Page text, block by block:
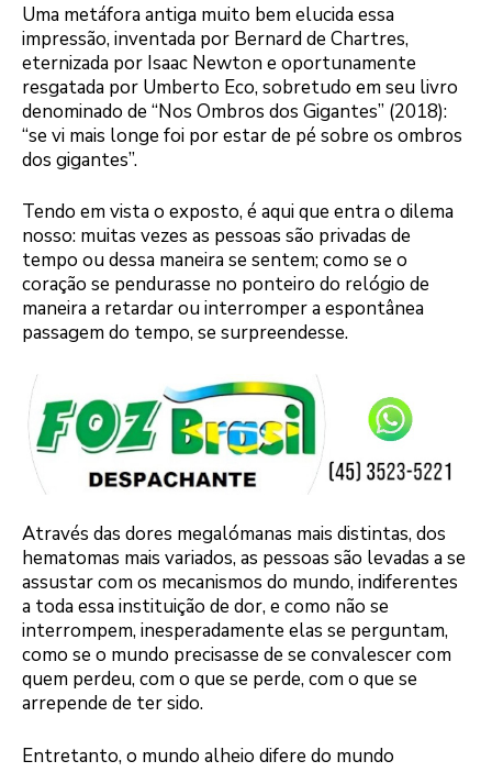
Uma metáfora antiga muito bem elucida essa
impressão, inventada por Bernard de Chartres,
eternizada por Isaac Newton e oportunamente
resgatada por Umberto Eco, sobretudo em seu livro
denominado de “Nos Ombros dos Gigantes” (2018):
“se vi mais longe foi por estar de pé sobre os ombros
dos gigantes”.
Tendo em vista o exposto, é aqui que entra o dilema
nosso: muitas vezes as pessoas são privadas de
tempo ou dessa maneira se sentem; como se o
coração se pendurasse no ponteiro do relógio de
maneira a retardar ou interromper a espontânea
passagem do tempo, se surpreendesse.
Através das dores megalómanas mais distintas, dos
hematomas mais variados, as pessoas são levadas a se
assustar com os mecanismos do mundo, indiferentes
a toda essa instituição de dor, e como não se
interrompem, inesperadamente elas se perguntam,
como se o mundo precisasse de se convalescer com
quem perdeu, com o que se perde, com o que se
arrepende de ter sido.
Entretanto, o mundo alheio difere do mundo